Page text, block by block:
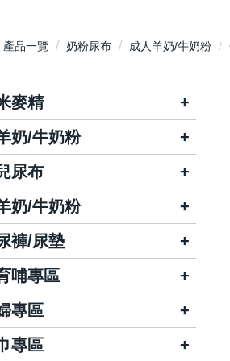
產品一覽 奶粉尿布 成人羊奶/牛奶粉
麥精
康貝親
奶/牛奶粉
/哺智
補體素
兒
生
惠氏S26
富
雪印
尿布
樂
舒
貝
寶寶
活潑寶寶
nepia
小淘氣
奶/牛奶粉
可
桂格
褲/尿墊
樂
人
哺專區
奶嘴/相關配件
養/防曬
專區
品/保養品
專區